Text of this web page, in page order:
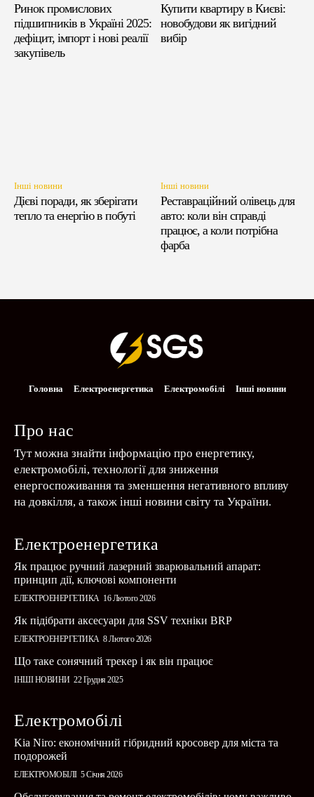
Ринок промислових
підшипників в Україні 2025:
дефіцит, імпорт і нові реалії
закупівель
Купити квартиру в Києві:
новобудови як вигідний
вибір
Інші новини
Дієві поради, як зберігати
тепло та енергію в побуті
Інші новини
Реставраційний олівець для
авто: коли він справді
працює, а коли потрібна
фарба
Головна Електроенергетика Електромобілі Інші новини
Про нас
Тут можна знайти інформацію про енергетику,
електромобілі, технології для зниження
енергоспоживання та зменшення негативного впливу
на довкілля, а також інші новини світу та України.
Електроенергетика
Як працює ручний лазерний зварювальний апарат:
принцип дії, ключові компоненти
ЕЛЕКТРОЕНЕРГЕТИКА 16 Лютого 2026
Як підібрати аксесуари для SSV техніки BRP
ЕЛЕКТРОЕНЕРГЕТИКА 8 Лютого 2026
Що таке сонячний трекер і як він працює
ІНШІ НОВИНИ 22 Грудня 2025
Електромобілі
Kia Niro: економічний гібридний кросовер для міста та
подорожей
ЕЛЕКТРОМОБІЛІ 5 Січня 2026